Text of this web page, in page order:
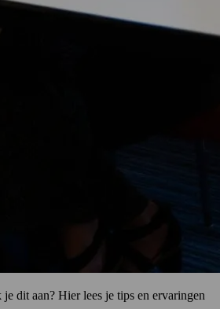
dit aan? Hier lees je tips en ervaringen